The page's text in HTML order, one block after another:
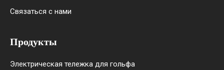
Связаться с нами
Продукты
Электрическая тележка для гольфа